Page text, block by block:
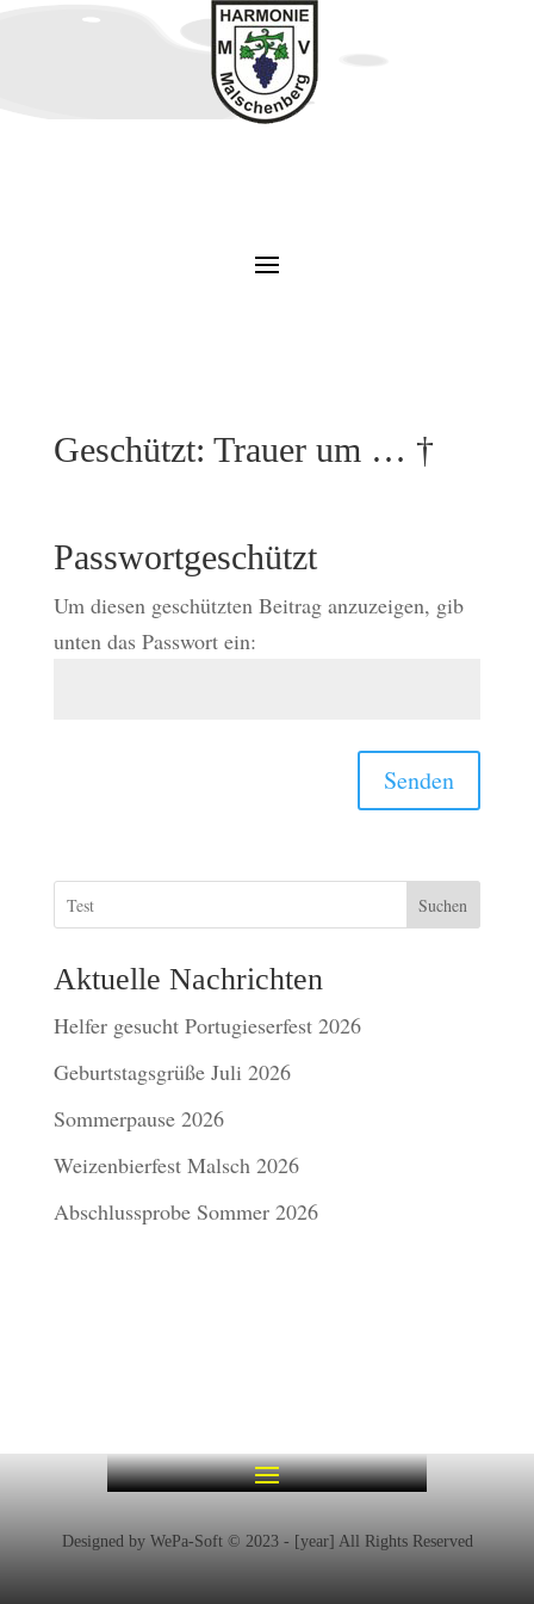
Geschützt: Trauer um … †
Passwortgeschützt
Um diesen geschützten Beitrag anzuzeigen, gib
unten das Passwort ein:
Senden
Suchen
Aktuelle Nachrichten
Helfer gesucht Portugieserfest 2026
Geburtstagsgrüße Juli 2026
Sommerpause 2026
Weizenbierfest Malsch 2026
Abschlussprobe Sommer 2026
Designed by WePa-Soft © 2023 - [year] All Rights Reserved